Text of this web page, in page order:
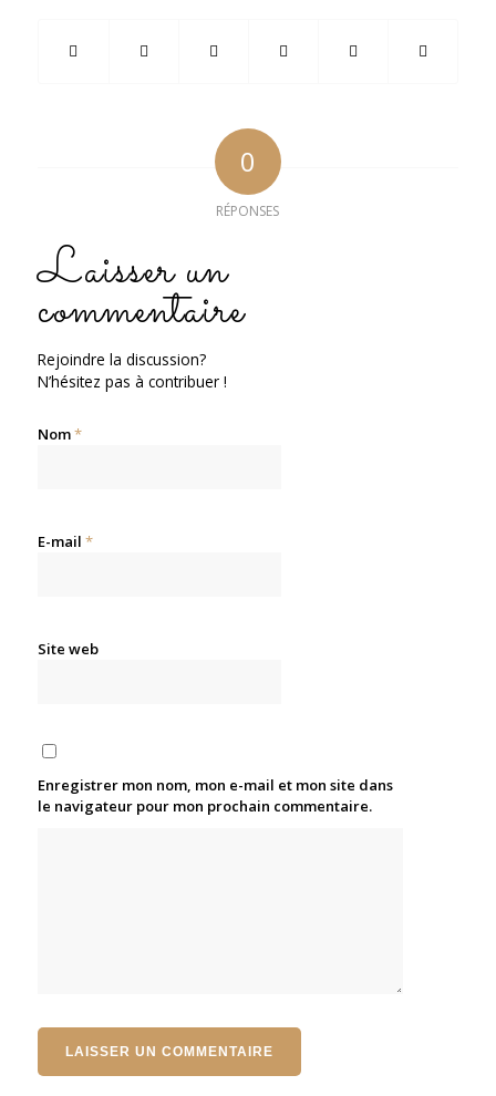
0
RÉPONSES
Laisser un
commentaire
Rejoindre la discussion?
N’hésitez pas à contribuer !
Nom*
E-mail *
Site web
Enregistrer mon nom, mon e-mail et mon site dans
le navigateur pour mon prochain commentaire.